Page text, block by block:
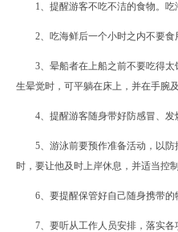
1、提醒游客不吃不洁的食物。吃
2、吃海鲜后一个小时之内不要食
3、晕船者在上船之前不要吃得太
生晕觉时，可平躺在床上，并在手腕
4、提醒游客随身带好防感冒、发
5、游泳前要预作准备活动，以防
时，要让他及时上岸休息，并适当控
6、要提醒保管好自己随身携带的
7、要听从工作人员安排，落实各